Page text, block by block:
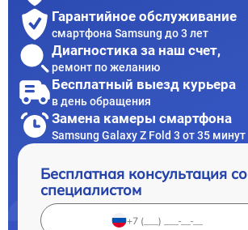
Гарантийное обслуживание
смартфона Samsung до 3 лет
Диагностика за наш счет,
ремонт по желанию
Бесплатный выезд курьера
в день обращения
Замена камеры смартфона
Samsung Galaxy Z Fold 3 от 35 минут
Бесплатная консультация со
специалистом